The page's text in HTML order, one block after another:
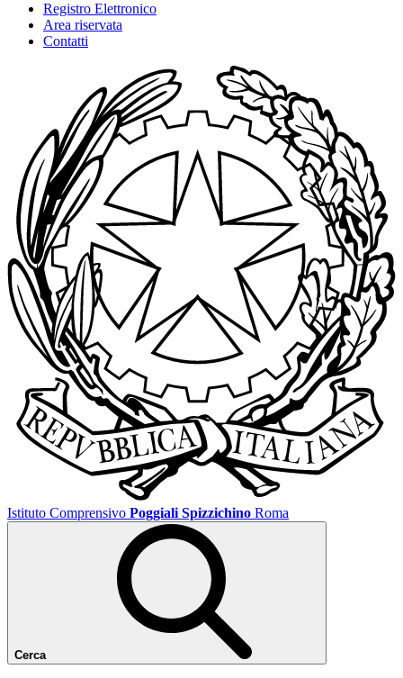
Registro Elettronico
Area riservata
Contatti
Istituto Comprensivo Poggiali Spizzichino Roma
Cerca